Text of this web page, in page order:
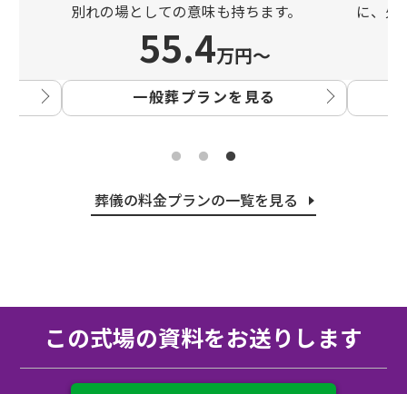
別れの場としての意味も持ちます。
55.4万円〜
一般葬プランを見る
に、⽕
葬儀の料金プランの一覧を見る
この式場の資料をお送りします